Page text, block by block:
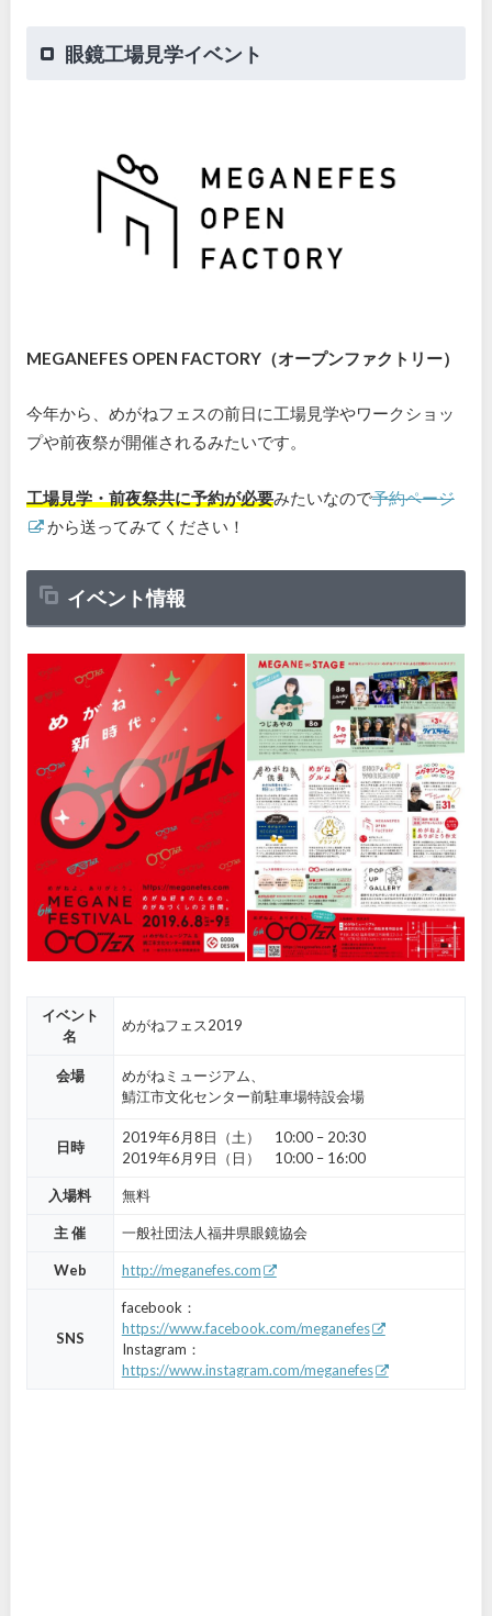
眼鏡工場見学イベント
MEGANEFES OPEN FACTORY（オープンファクトリー）
今年から、めがねフェスの前日に工場見学やワークショッ
プや前夜祭が開催されるみたいです。
工場見学・前夜祭共に予約が必要みたいなので予約ページ
から送ってみてください！
イベント情報
イベント
名
めがねフェス2019
会場
めがねミュージアム、
鯖江市文化センター前駐車場特設会場
日時
2019年6月8日（土） 10:00 – 20:30
2019年6月9日（日） 10:00 – 16:00
入場料 無料
主 催 一般社団法人福井県眼鏡協会
Web http://meganefes.com
SNS
facebook：
https://www.facebook.com/meganefes
Instagram：
https://www.instagram.com/meganefes